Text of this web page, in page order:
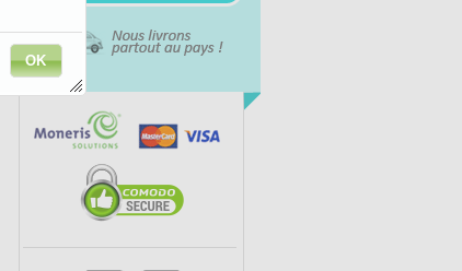
le font,
OK